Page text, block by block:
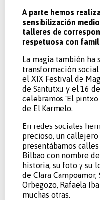
A parte hemos
sensibilización
talleres de
respetuosa con
La magia también ha
transformación
el XIX Festival de
de Santutxu y el 16
celebramos ¨El pintxo
de El Karmelo.
En redes sociales
precioso, un
presentábamos
Bilbao con nombre
historia, su foto y su
de Clara
Orbegozo, Rafaela
muchas otras.